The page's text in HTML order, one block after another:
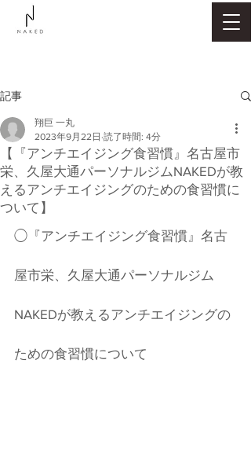
記事
【『アンチエイジング食習慣』名古屋市
栄、久屋大通パーソナルジムNAKEDが教
えるアンチエイジングのための食習慣に
ついて】
翔巨 一丸
2023年9月22日 読了時間: 4分
◯『アンチエイジング食習慣』名古
屋市栄、久屋大通パーソナルジム
NAKEDが教えるアンチエイジングの
ための食習慣について